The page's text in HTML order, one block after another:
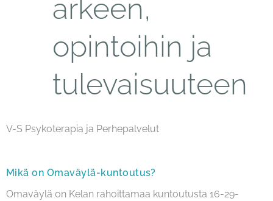
arkeen,
opintoihin ja
tulevaisuuteen
V-S Psykoterapia ja Perhepalvelut
Mikä on Omaväylä-kuntoutus?
Omaväylä on Kelan rahoittamaa kuntoutusta 16-29-